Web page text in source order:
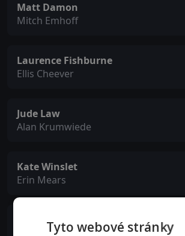
Matt Damon
Mitch Emhoff
Laurence Fishburne
Ellis Cheever
Jude Law
Alan Krumwiede
Kate Winslet
Erin Mears
Jennifer Ehle
Ally HextallTyto webové stránky